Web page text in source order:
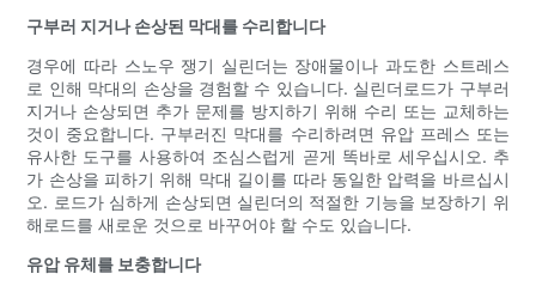
구부러 지거나 손상된 막대를 수리합니다
경우에 따라 스노우 쟁기 실린더는 장애물이나 과도한 스트레스
로 인해 막대의 손상을 경험할 수 있습니다. 실린더로드가 구부러
지거나 손상되면 추가 문제를 방지하기 위해 수리 또는 교체하는
것이 중요합니다. 구부러진 막대를 수리하려면 유압 프레스 또는
유사한 도구를 사용하여 조심스럽게 곧게 똑바로 세우십시오. 추
가 손상을 피하기 위해 막대 길이를 따라 동일한 압력을 바르십시
오. 로드가 심하게 손상되면 실린더의 적절한 기능을 보장하기 위
해로드를 새로운 것으로 바꾸어야 할 수도 있습니다.
유압 유체를 보충합니다